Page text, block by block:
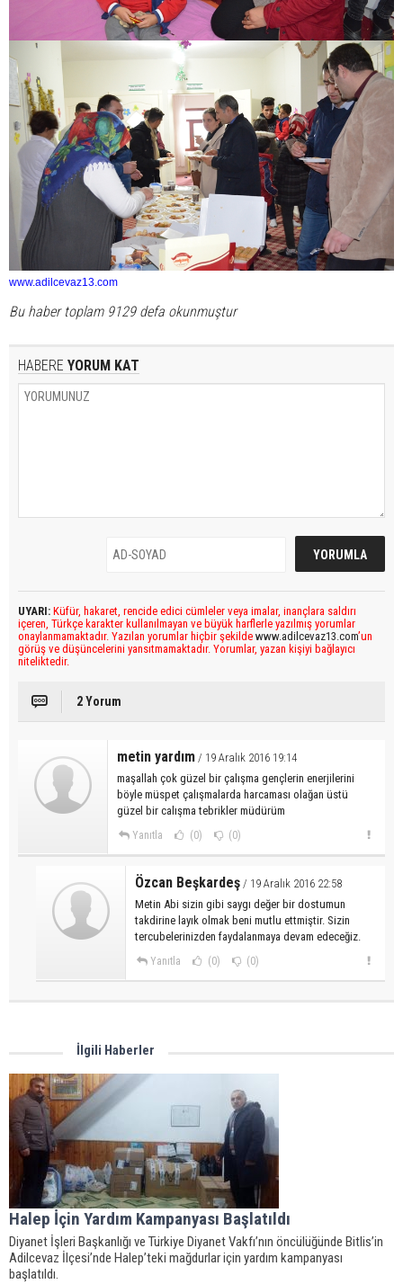
www.adilcevaz13.com
Bu haber toplam 9129 defa okunmuştur
HABERE YORUM KAT
UYARI: Küfür, hakaret, rencide edici cümleler veya imalar, inançlara saldırı
içeren, Türkçe karakter kullanılmayan ve büyük harflerle yazılmış yorumlar
onaylanmamaktadır. Yazılan yorumlar hiçbir şekilde www.adilcevaz13.com’un
görüş ve düşüncelerini yansıtmamaktadır. Yorumlar, yazan kişiyi bağlayıcı
niteliktedir.
2 Yorum
metin yardım / 19 Aralık 2016 19:14
maşallah çok güzel bir çalışma gençlerin enerjilerini
böyle müspet çalışmalarda harcaması olağan üstü
güzel bir calışma tebrikler müdürüm
Yanıtla (0) (0)
Özcan Beşkardeş / 19 Aralık 2016 22:58
Metin Abi sizin gibi saygı değer bir dostumun
takdirine layık olmak beni mutlu ettmiştir. Sizin
tercubelerinizden faydalanmaya devam edeceğiz.
Yanıtla (0) (0)
İlgili Haberler
Halep İçin Yardım Kampanyası Başlatıldı
Diyanet İşleri Başkanlığı ve Türkiye Diyanet Vakfı’nın öncülüğünde Bitlis’in
Adilcevaz İlçesi’nde Halep’teki mağdurlar için yardım kampanyası
başlatıldı.